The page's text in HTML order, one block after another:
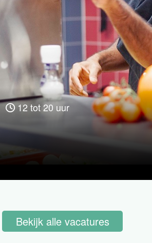
12 tot 20 uur
Bekijk alle vacatures